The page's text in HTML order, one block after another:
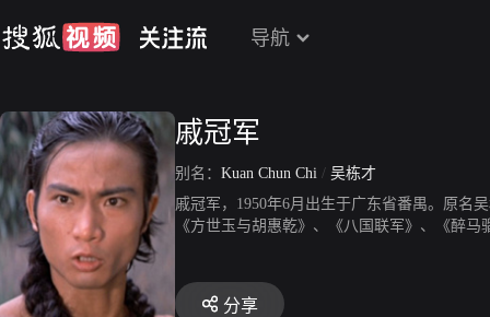
导航
戚冠军
别名： Kuan Chun Chi / 吴栋才
戚冠军，1950年6月出生于广东省番禺。原名
《方世玉与胡惠乾》、《八国联军》、《醉马
分享